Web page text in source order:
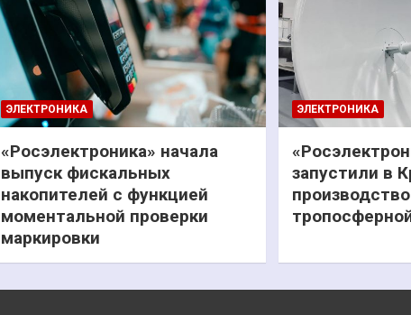
ЭЛЕКТРОНИКА
«Росэлектроника» начала
выпуск фискальных
накопителей с функцией
моментальной проверки
маркировки
ЭЛЕКТРОНИКА
запустили в